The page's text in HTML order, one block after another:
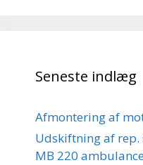
Seneste indlæg
Afmontering af
Udskiftning af
MB 220